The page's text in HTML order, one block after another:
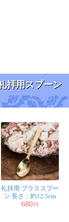
拝用スプーン
礼拝用 ブラススプー
ン 長さ：約12.5cm
680円